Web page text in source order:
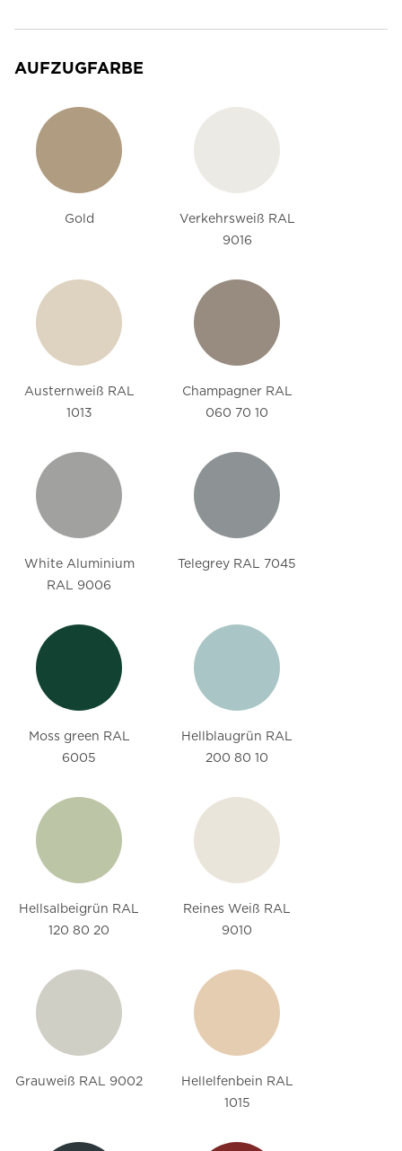
AUFZUGFARBE
Gold
Verkehrsweiß RAL
9016
Austernweiß RAL
1013
Champagner RAL
060 70 10
White Aluminium
RAL 9006
Telegrey RAL 7045
Moss green RAL
6005
Hellblaugrün RAL
200 80 10
Hellsalbeigrün RAL
120 80 20
Reines Weiß RAL
9010
Grauweiß RAL 9002
Hellelfenbein RAL
1015